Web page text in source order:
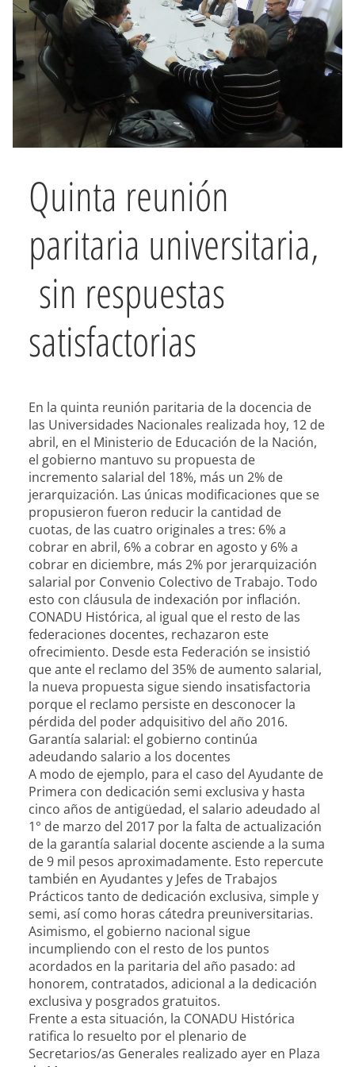
Quinta reunión
paritaria universitaria,
sin respuestas
satisfactorias
En la quinta reunión paritaria de la docencia de
las Universidades Nacionales realizada hoy, 12 de
abril, en el Ministerio de Educación de la Nación,
el gobierno mantuvo su propuesta de
incremento salarial del 18%, más un 2% de
jerarquización. Las únicas modificaciones que se
propusieron fueron reducir la cantidad de
cuotas, de las cuatro originales a tres: 6% a
cobrar en abril, 6% a cobrar en agosto y 6% a
cobrar en diciembre, más 2% por jerarquización
salarial por Convenio Colectivo de Trabajo. Todo
esto con cláusula de indexación por inflación.
CONADU Histórica, al igual que el resto de las
federaciones docentes, rechazaron este
ofrecimiento. Desde esta Federación se insistió
que ante el reclamo del 35% de aumento salarial,
la nueva propuesta sigue siendo insatisfactoria
porque el reclamo persiste en desconocer la
pérdida del poder adquisitivo del año 2016.
Garantía salarial: el gobierno continúa
adeudando salario a los docentes
A modo de ejemplo, para el caso del Ayudante de
Primera con dedicación semi exclusiva y hasta
cinco años de antigüedad, el salario adeudado al
1° de marzo del 2017 por la falta de actualización
de la garantía salarial docente asciende a la suma
de 9 mil pesos aproximadamente. Esto repercute
también en Ayudantes y Jefes de Trabajos
Prácticos tanto de dedicación exclusiva, simple y
semi, así como horas cátedra preuniversitarias.
Asimismo, el gobierno nacional sigue
incumpliendo con el resto de los puntos
acordados en la paritaria del año pasado: ad
honorem, contratados, adicional a la dedicación
exclusiva y posgrados gratuitos.
Frente a esta situación, la CONADU Histórica
ratifica lo resuelto por el plenario de
Secretarios/as Generales realizado ayer en Plaza